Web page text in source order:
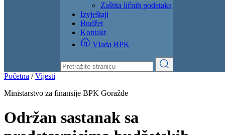
Zakoni i propisi
Zahtjevi i obrasci
Budžet ministarstvo
Zaštita ličnih podataka
Izvještaji
Budžet
Kontakt
Vlada BPK
Ministarstvo za finansije BPK Goražde